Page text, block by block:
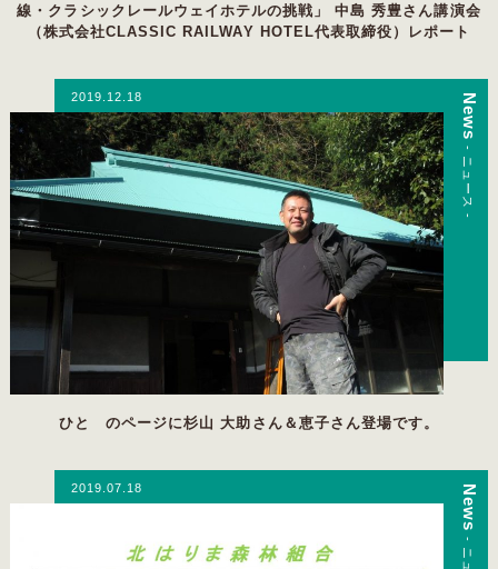
線・クラシックレールウェイホテルの挑戦」 中島 秀豊さん講演会
（株式会社CLASSIC RAILWAY HOTEL代表取締役）レポート
2019.12.18 News
- ニュース -
ひと のページに杉山 大助さん＆恵子さん登場です。
2019.07.18 News